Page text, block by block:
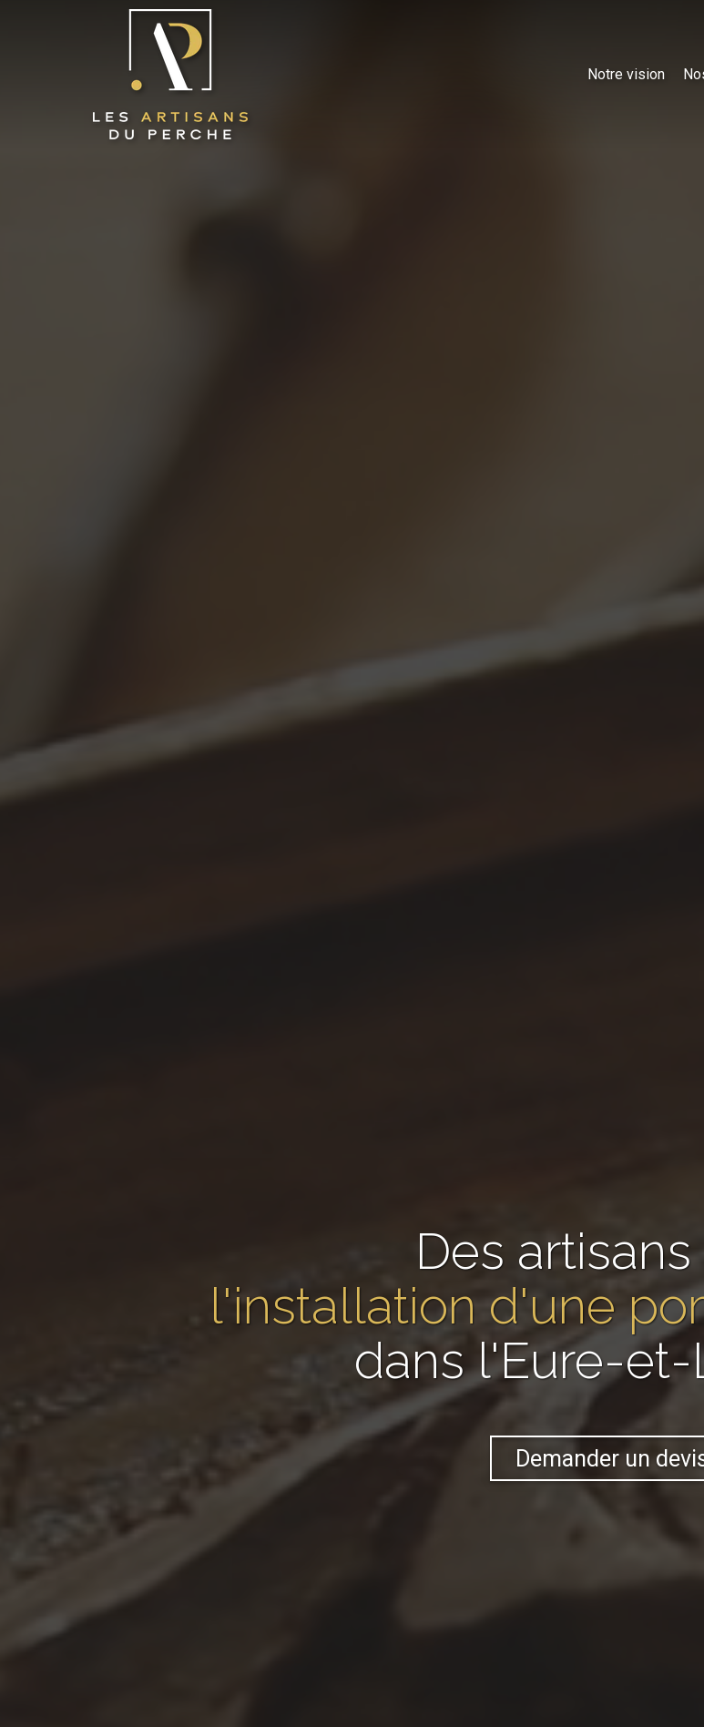
Notre vision
Des
l'installation d'une
dans l'Eure-et-
Demander un